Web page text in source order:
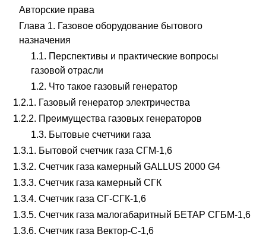
Авторские права
Глава 1. Газовое оборудование бытового
назначения
1.1. Перспективы и практические вопросы
газовой отрасли
1.2. Что такое газовый генератор
1.2.1. Газовый генератор электричества
1.2.2. Преимущества газовых генераторов
1.3. Бытовые счетчики газа
1.3.1. Бытовой счетчик газа СГМ-1,6
1.3.2. Счетчик газа камерный GALLUS 2000 G4
1.3.3. Счетчик газа камерный СГК
1.3.4. Счетчик газа СГ-СГК-1,6
1.3.5. Счетчик газа малогабаритный БЕТАР СГБМ-1,6
1.3.6. Счетчик газа Вектор-С-1,6